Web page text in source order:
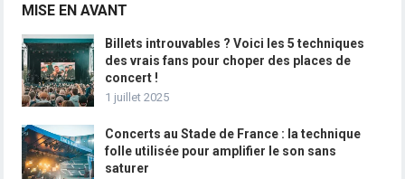
MISE EN AVANT
Billets introuvables ? Voici les 5 techniques
des vrais fans pour choper des places de
concert !
1 juillet 2025
Concerts au Stade de France : la technique
folle utilisée pour amplifier le son sans
saturer